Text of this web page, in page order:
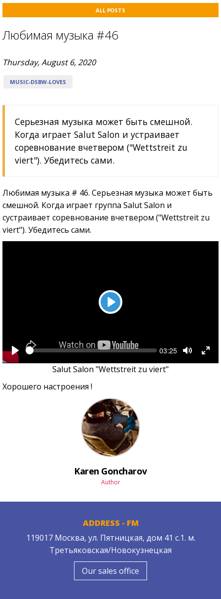
ALL POSTS
Любимая музыка #46
Thursday, August 6, 2020
MUSIC-DSBW-LOVES
Серьезная музыка может быть смешной.
Когда играет Salut Salon и устраивает
соревнование вчетвером ("Wettstreit zu
viert"). Убедитесь сами.
Любимая музыка # 46. Серьезная музыка может быть
смешной. Когда играет группа Salut Salon и
сустраивает соревнование вчетвером ("Wettstreit zu
viert"). Убедитесь сами.
Play
Play
Seek Current
03:25
Toggle
Mute
Salut Salon "Wettstreit zu viert"
Хорошего настроения !
Karen Goncharov
Author
ADDRESS - FM
119017 Москва, ул. Пятницкая, дом 41 с.1. м.
Третьяковская/Новокузнецкая
Our sales office